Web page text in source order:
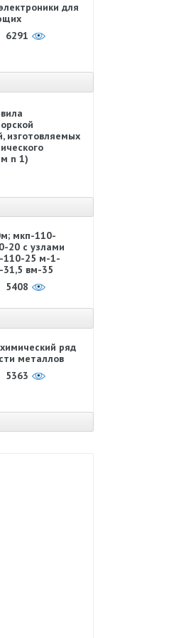
для
6291
изготовляемых
n 1)
мкп-110-
20 с узлами
25 м-1-
вм-35
5408
ряд
металлов
5363